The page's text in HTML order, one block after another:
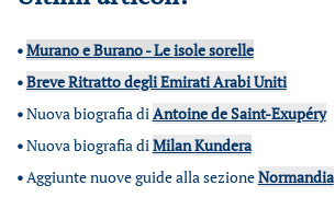
•Murano e Burano - Le isole sorelle
•Breve Ritratto degli Emirati Arabi Uniti
•Nuova biografia diAntoine de Saint-Exupéry
•Nuova biografia diMilan Kundera
•Aggiunte nuove guide alla sezioneNormandia